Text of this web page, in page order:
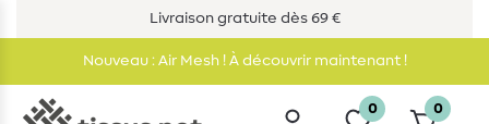
Livraison gratuite dès 69 €
Nouveau : Air Mesh ! À découvrir maintenant !
0 0